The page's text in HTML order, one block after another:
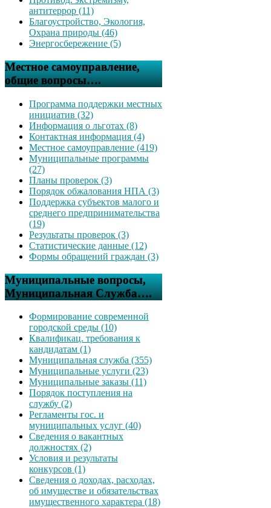
антитеррор (11)
Благоустройство, Экология,
Охрана природы (46)
Энергосбережение (5)
Местное самоуправление,
общие вопросы….
Программа поддержки местных
инициатив (32)
Информация о льготах (8)
Контактная информация (4)
Местное самоуправление (419)
Муниципальные программы
(27)
Планы проверок (3)
Порядок обжалования НПА (3)
Поддержка субъектов малого и
среднего предпринимательства
(19)
Результаты проверок (3)
Статистические данные (12)
Формы обращений граждан (3)
Муниципальные вопросы,
Муниципальная Служба….
Формирование современной
городской среды (10)
Квалификац. требования к
кандидатам (1)
Муниципальная служба (355)
Муниципальные услуги (23)
Муниципальные заказы (11)
Порядок поступления на
службу (2)
Регламенты гос. и
муниципальных услуг (40)
Сведения о вакантных
должностях (2)
Условия и результаты
конкурсов (1)
Сведения о доходах, расходах,
об имуществе и обязательствах
имущественного характера (18)